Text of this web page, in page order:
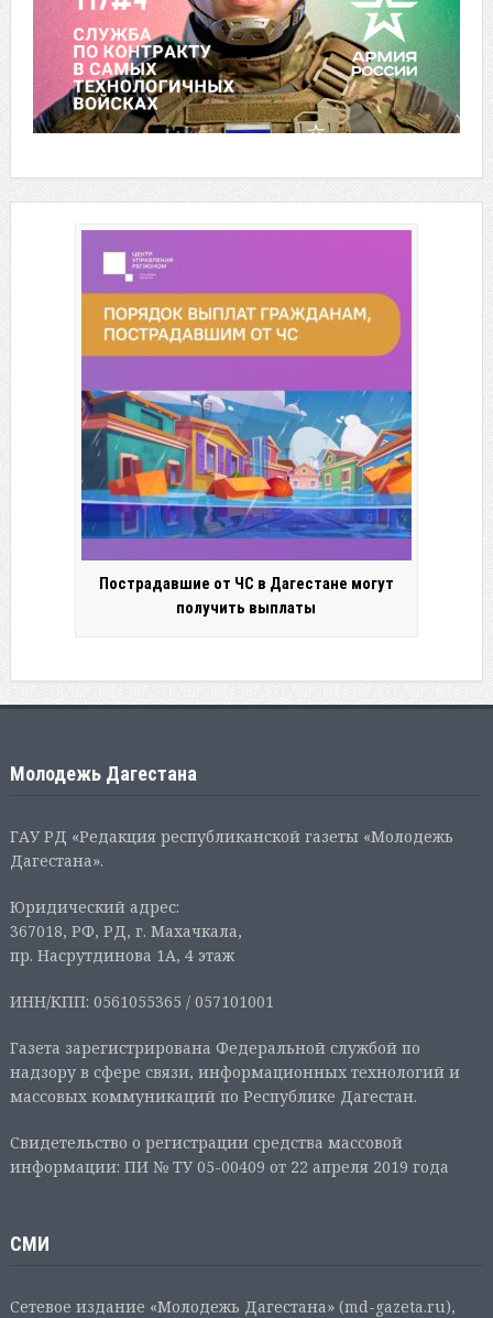
Пострадавшие от ЧС в Дагестане могут
получить выплаты
Молодежь Дагестана
ГАУ РД «Редакция республиканской газеты «Молодежь
Дагестана».
Юридический адрес:
367018, РФ, РД, г. Махачкала,
пр. Насрутдинова 1А, 4 этаж
ИНН/КПП: 0561055365 / 057101001
Газета зарегистрирована Федеральной службой по
надзору в сфере связи, информационных технологий и
массовых коммуникаций по Республике Дагестан.
Свидетельство о регистрации средства массовой
информации: ПИ № ТУ 05-00409 от 22 апреля 2019 года
СМИ
Сетевое издание «Молодежь Дагестана» (md-gazeta.ru),